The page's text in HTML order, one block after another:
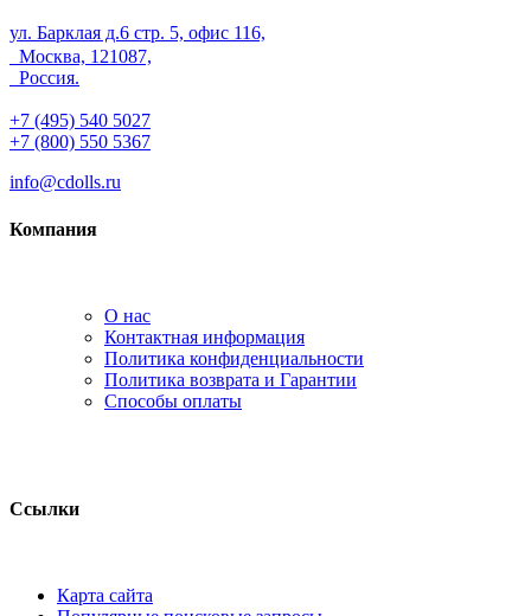
ул. Барклая д.6 стр. 5, офис 116,
Москва, 121087,
Россия.
+7 (495) 540 5027
+7 (800) 550 5367
info@cdolls.ru
Компания
О нас
Контактная информация
Политика конфиденциальности
Политика возврата и Гарантии
Способы оплаты
Ссылки
Карта сайта